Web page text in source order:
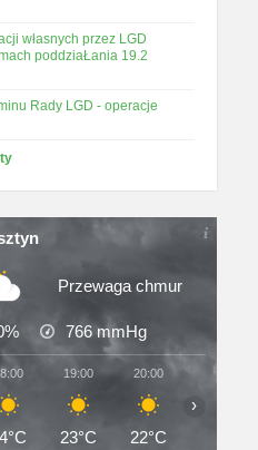
własnych przez LGD
poddziaŁania 19.2
Rady LGD - operacje
Przewaga chmur
766 mmHg
19:00
23°C
20:00
22°C
21:00
›